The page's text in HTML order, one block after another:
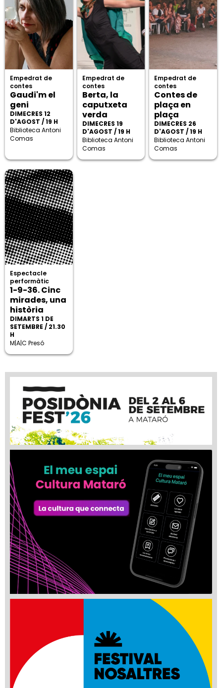
Empedrat de
contes
Gaudi'm el
geni
DIMECRES 12
D'AGOST / 19 H
Biblioteca Antoni
Comas
Empedrat de
contes
Berta, la
caputxeta
verda
DIMECRES 19
D'AGOST / 19 H
Biblioteca Antoni
Comas
Empedrat de
contes
Contes de
plaça en
plaça
DIMECRES 26
D'AGOST / 19 H
Biblioteca Antoni
Comas
Espectacle
performàtic
1-9-36. Cinc
mirades, una
història
DIMARTS 1 DE
SETEMBRE / 21.30
H
M|A|C Presó